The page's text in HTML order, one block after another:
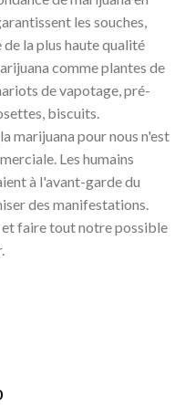
les souches,
la plus haute qualité
comme plantes de
de vapotage, pré-
biscuits.
marijuana pour nous n'est
Les humains
à l'avant-garde du
des manifestations.
faire tout notre possible
Plage